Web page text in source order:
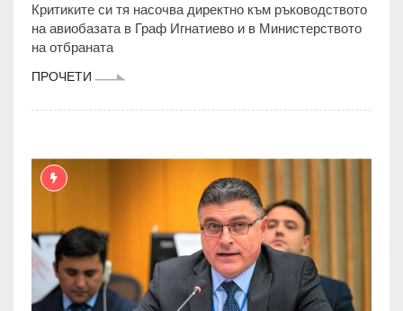
Критиките си тя насочва директно към ръководството
на авиобазата в Граф Игнатиево и в Министерството
на отбраната
ПРОЧЕТИ